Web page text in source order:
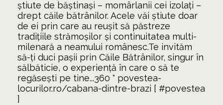
știute de băștinași – momârlanii cei izolați –
drept căile bătrânilor. Acele văi știute doar
de ei prin care au reușit să păstreze
tradițiile strămoșilor și continuitatea multi-
milenară a neamului românesc.Te invităm
să-ți duci pașii prin Căile Bătrânilor, singur în
sălbăticie, o experiență în care o să te
regăsești pe tine...360 ° povestea-
locurilor.ro/cabana-dintre-brazi [ #povestea
]